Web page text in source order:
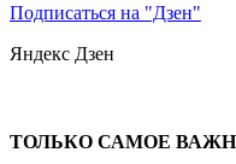
Подписаться на "Дзен"
Яндекс Дзен
ТОЛЬКО САМОЕ